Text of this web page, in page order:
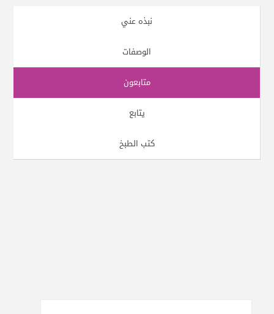
نبذه عني
الوصفات
متابعون
يتابع
كتب الطبخ